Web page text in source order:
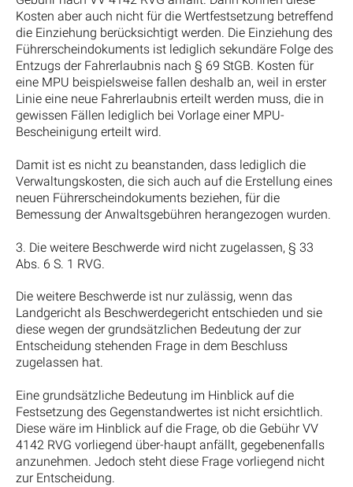
Kosten aber auch nicht für die Wertfestsetzung betreffend
die Einziehung berücksichtigt werden. Die Einziehung des
Führerscheindokuments ist lediglich sekundäre Folge des
Entzugs der Fahrerlaubnis nach § 69 StGB. Kosten für
eine MPU beispielsweise fallen deshalb an, weil in erster
Linie eine neue Fahrerlaubnis erteilt werden muss, die in
gewissen Fällen lediglich bei Vorlage einer MPU-
Bescheinigung erteilt wird.
Damit ist es nicht zu beanstanden, dass lediglich die
Verwaltungskosten, die sich auch auf die Erstellung eines
neuen Führerscheindokuments beziehen, für die
Bemessung der Anwaltsgebühren herangezogen wurden.
3. Die weitere Beschwerde wird nicht zugelassen, § 33
Abs. 6 S. 1 RVG.
Die weitere Beschwerde ist nur zulässig, wenn das
Landgericht als Beschwerdegericht entschieden und sie
diese wegen der grundsätzlichen Bedeutung der zur
Entscheidung stehenden Frage in dem Beschluss
zugelassen hat.
Eine grundsätzliche Bedeutung im Hinblick auf die
Festsetzung des Gegenstandwertes ist nicht ersichtlich.
Diese wäre im Hinblick auf die Frage, ob die Gebühr VV
4142 RVG vorliegend über-haupt anfällt, gegebenenfalls
anzunehmen. Jedoch steht diese Frage vorliegend nicht
zur Entscheidung.